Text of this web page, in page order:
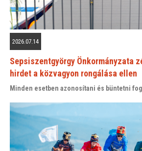
2026.07.14
Sepsiszentgyörgy Önkormányzata
hirdet a közvagyon rongálása ellen
Minden esetben azonosítani és büntetni